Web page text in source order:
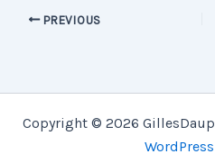
PREVIOUS
Copyright © 2026